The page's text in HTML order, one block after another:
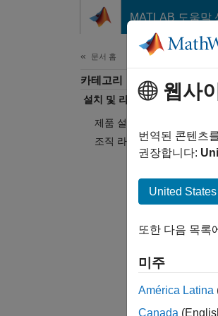
MATLAB 도움말
문서 홈
카테고리
설치 및 라이선싱
제품 설치하기
조직 라이선스 관리하기
웹사
번역된 콘텐츠
권장합니다:
United States
또한 다음 목록
미주
América Latina
Canada